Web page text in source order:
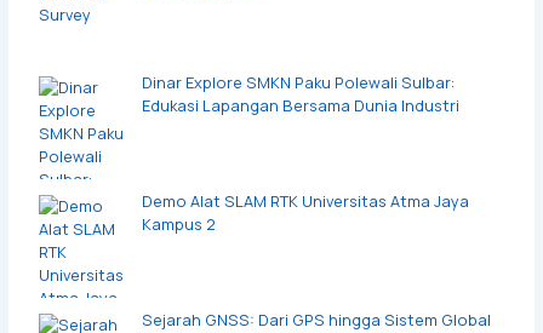
Dinar Explore SMKN Paku Polewali Sulbar:
Edukasi Lapangan Bersama Dunia Industri
Demo Alat SLAM RTK Universitas Atma Jaya
Kampus 2
Sejarah GNSS: Dari GPS hingga Sistem Global